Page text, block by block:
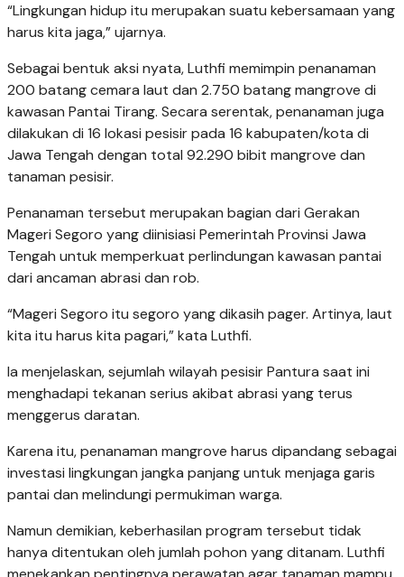
“Lingkungan hidup itu merupakan suatu kebersamaan yang
harus kita jaga,” ujarnya.
Sebagai bentuk aksi nyata, Luthfi memimpin penanaman
200 batang cemara laut dan 2.750 batang mangrove di
kawasan Pantai Tirang. Secara serentak, penanaman juga
dilakukan di 16 lokasi pesisir pada 16 kabupaten/kota di
Jawa Tengah dengan total 92.290 bibit mangrove dan
tanaman pesisir.
Penanaman tersebut merupakan bagian dari Gerakan
Mageri Segoro yang diinisiasi Pemerintah Provinsi Jawa
Tengah untuk memperkuat perlindungan kawasan pantai
dari ancaman abrasi dan rob.
“Mageri Segoro itu segoro yang dikasih pager. Artinya, laut
kita itu harus kita pagari,” kata Luthfi.
Ia menjelaskan, sejumlah wilayah pesisir Pantura saat ini
menghadapi tekanan serius akibat abrasi yang terus
menggerus daratan.
Karena itu, penanaman mangrove harus dipandang sebagai
investasi lingkungan jangka panjang untuk menjaga garis
pantai dan melindungi permukiman warga.
Namun demikian, keberhasilan program tersebut tidak
hanya ditentukan oleh jumlah pohon yang ditanam. Luthfi